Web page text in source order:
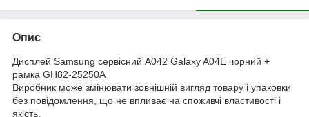
Опис
Дисплей Samsung сервісний A042 Galaxy A04E чорний +
рамка GH82-25250A
Виробник може змінювати зовнішній вигляд товару і упаковки
без повідомлення, що не впливає на споживчі властивості і
якість.